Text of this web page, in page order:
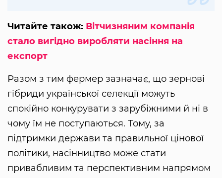
Читайте також: Вітчизняним компанія
стало вигідно виробляти насіння на
експорт
Разом з тим фермер зазначає, що зернові
гібриди української селекції можуть
спокійно конкурувати з зарубіжними й ні в
чому їм не поступаються. Тому, за
підтримки держави та правильної цінової
політики, насінництво може стати
привабливим та перспективним напрямом